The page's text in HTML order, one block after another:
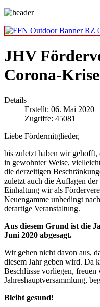
JHV
Corona-
Details
Erstellt: 06. Mai 2020
Zugriffe: 45081
Liebe Fördermitglieder,
bis zuletzt haben wir gehofft,
in gewohnter Weise,
die derzeitigen
zuletzt auch die Auflagen
Einhaltung wir als
Neuengamme unbedingt
derartige Veranstaltung.
Aus diesem Grund ist die
Juni 2020 abgesagt.
Wir gehen nicht davon aus,
diesem Jahr geben wird. Da
Beschlüsse vorliegen,
Jahreshauptversammlung,
Bleibt gesund!